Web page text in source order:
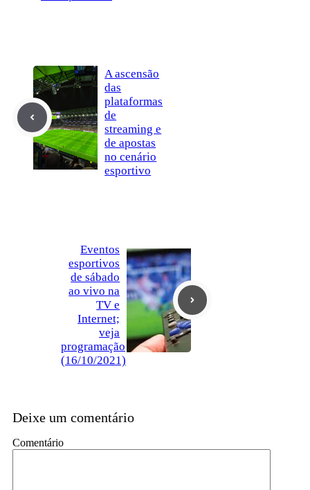
A ascensão
das
plataformas
de
streaming e
de apostas
no cenário
esportivo
Eventos
esportivos
de sábado
ao vivo na
TV e
Internet;
veja
programação
(16/10/2021)
Deixe um comentário
Comentário